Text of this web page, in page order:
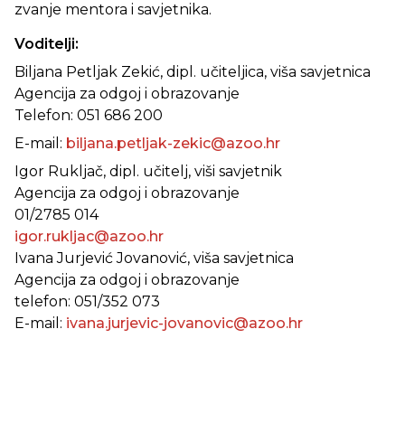
zvanje mentora i savjetnika.
Voditelji:
Biljana Petljak Zekić, dipl. učiteljica, viša savjetnica
Agencija za odgoj i obrazovanje
Telefon: 051 686 200
E-mail: biljana.petljak-zekic@azoo.hr
Igor Rukljač, dipl. učitelj, viši savjetnik
Agencija za odgoj i obrazovanje
01/2785 014
igor.rukljac@azoo.hr
Ivana Jurjević Jovanović, viša savjetnica
Agencija za odgoj i obrazovanje
telefon: 051/352 073
E-mail: ivana.jurjevic-jovanovic@azoo.hr